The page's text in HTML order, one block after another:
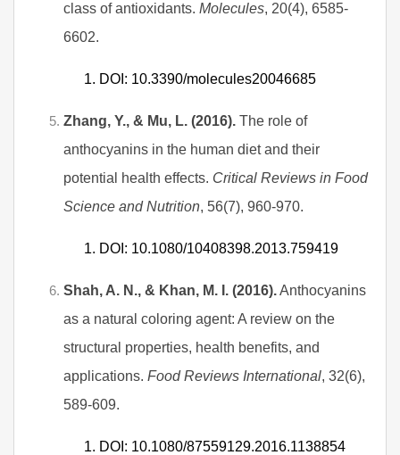
class of antioxidants. Molecules, 20(4), 6585-
6602.
DOI: 10.3390/molecules20046685
Zhang, Y., & Mu, L. (2016). The role of
anthocyanins in the human diet and their
potential health effects. Critical Reviews in Food
Science and Nutrition, 56(7), 960-970.
DOI: 10.1080/10408398.2013.759419
Shah, A. N., & Khan, M. I. (2016).Anthocyanins
as a natural coloring agent: A review on the
structural properties, health benefits, and
applications. Food Reviews International, 32(6),
589-609.
DOI: 10.1080/87559129.2016.1138854